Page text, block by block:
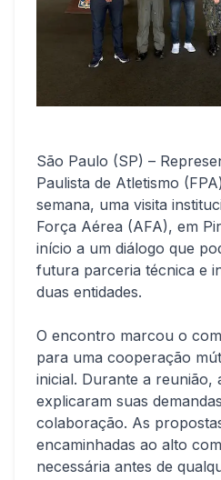
São Paulo (SP) –
Paulista de Atletismo
semana, uma visita
Força Aérea (AFA), em
início a um diálogo que
futura parceria técnica e
duas entidades.
O encontro marcou o
para uma cooperação
inicial. Durante a reunião,
explicaram suas
colaboração. As
encaminhadas ao alto
necessária antes de